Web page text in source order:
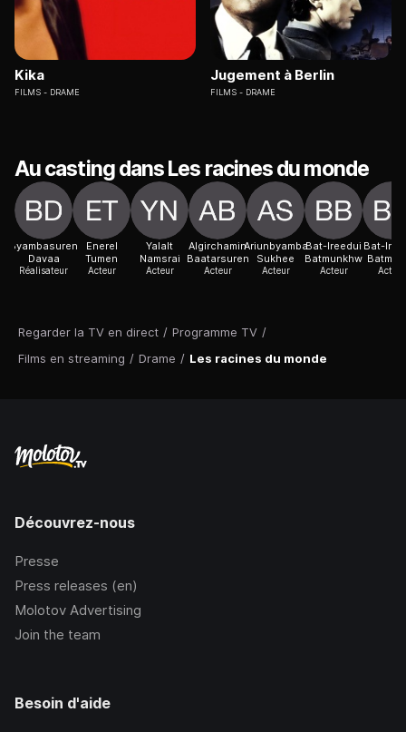
Regarder la TV en direct / Programme TV /
Films en streaming / Drame / Les racines du monde
Kika
FILMS DRAME
Jugement à Berlin
FILMS DRAME
Au casting dans Les racines du monde
Byambasuren
Davaa
Réalisateur
Enerel
Tumen
Acteur
Yalalt
Namsrai
Acteur
Algirchamin
Baatarsuren
Acteur
Ariunbyamba
Sukhee
Acteur
Bat-Ireedui
Batmunkhw
Acteur
Bat-
Acteur
Découvrez-nous
Presse
Press releases (en)
Molotov Advertising
Join the team
Besoin d'aide